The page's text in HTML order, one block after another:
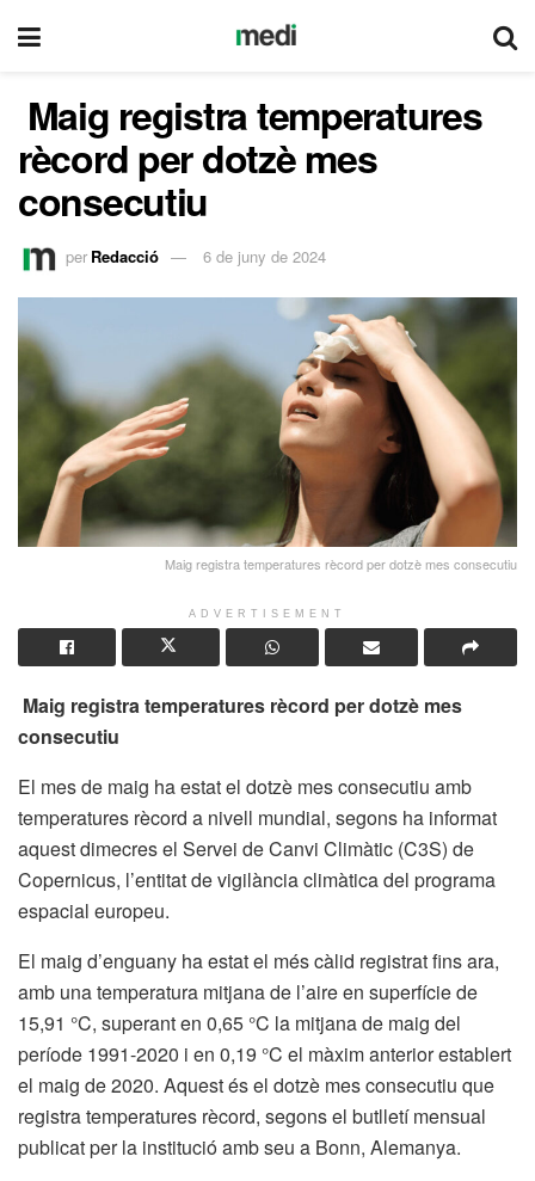
Maig registra temperatures
rècord per dotzè mes
consecutiu
per Redacció 6 de juny de 2024
Maig registra temperatures rècord per dotzè mes consecutiu
ADVERTISEMENT
Maig registra temperatures rècord per dotzè mes
consecutiu
El mes de maig ha estat el dotzè mes consecutiu amb
temperatures rècord a nivell mundial, segons ha informat
aquest dimecres el Servei de Canvi Climàtic (C3S) de
Copernicus, l’entitat de vigilància climàtica del programa
espacial europeu.
El maig d’enguany ha estat el més càlid registrat fins ara,
amb una temperatura mitjana de l’aire en superfície de
15,91 °C, superant en 0,65 °C la mitjana de maig del
període 1991-2020 i en 0,19 °C el màxim anterior establert
el maig de 2020. Aquest és el dotzè mes consecutiu que
registra temperatures rècord, segons el butlletí mensual
publicat per la institució amb seu a Bonn, Alemanya.